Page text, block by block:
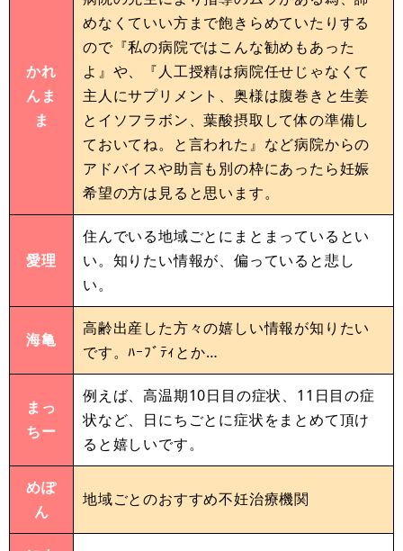
かれ
んま
ま
めなくていい方まで飽きらめていたりする
ので『私の病院ではこんな勧めもあった
よ』や、『人工授精は病院任せじゃなくて
主人にサプリメント、奥様は腹巻きと生姜
とイソフラボン、葉酸摂取して体の準備し
ておいてね。と言われた』など病院からの
アドバイスや助言も別の枠にあったら妊娠
希望の方は見ると思います。
愛理
住んでいる地域ごとにまとまっているとい
い。知りたい情報が、偏っていると悲し
い。
海亀
高齢出産した方々の嬉しい情報が知りたい
です。ﾊｰﾌﾞﾃｨとか…
まっ
ちー
例えば、高温期10日目の症状、11日目の症
状など、日にちごとに症状をまとめて頂け
ると嬉しいです。
めぽ
ん
地域ごとのおすすめ不妊治療機関